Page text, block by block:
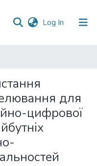
Log In (current)
для
цифрової